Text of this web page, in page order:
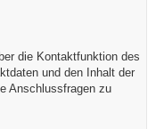
die Kontaktfunktion des
und den Inhalt der
Anschlussfragen zu